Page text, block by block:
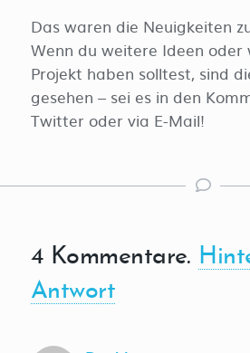
Das waren die Neuigkeiten
Wenn du weitere Ideen oder
Projekt haben solltest, sind
gesehen – sei es in den
Twitter oder via E-Mail!
4 Kommentare.
Antwort